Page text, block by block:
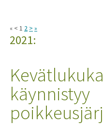
« < 1 2 > »
2021:
käynnistyy